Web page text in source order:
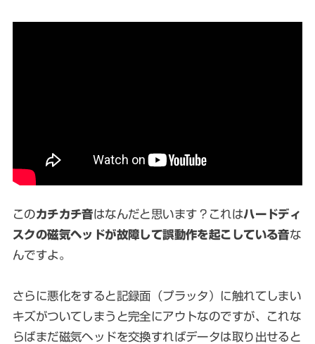
このカチカチ音はなんだと思います？これはハードディ
スクの磁気ヘッドが故障して誤動作を起こしている音な
んですよ。
さらに悪化をすると記録面（プラッタ）に触れてしまい
キズがついてしまうと完全にアウトなのですが、これな
らばまだ磁気ヘッドを交換すればデータは取り出せると